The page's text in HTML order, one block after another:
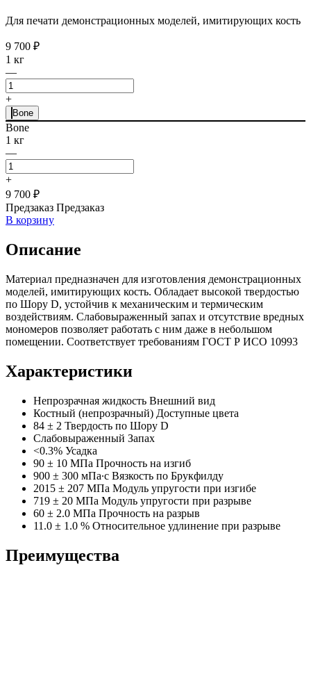
Для печати демонстрационных моделей, имитирующих кость
9 700 ₽
1 кг
—
+
Bone
Bone
1 кг
—
+
9 700 ₽
Предзаказ Предзаказ
В корзину
Описание
Материал предназначен для изготовления демонстрационных
моделей, имитирующих кость. Обладает высокой твердостью
по Шору D, устойчив к механическим и термическим
воздействиям. Слабовыраженный запах и отсутствие вредных
мономеров позволяет работать с ним даже в небольшом
помещении. Соответствует требованиям ГОСТ Р ИСО 10993
Характеристики
Непрозрачная жидкость Внешний вид
Костный (непрозрачный) Доступные цвета
84 ± 2 Твердость по Шору D
Слабовыраженный Запах
<0.3% Усадка
90 ± 10 МПа Прочность на изгиб
900 ± 300 мПа∙с Вязкость по Брукфилду
2015 ± 207 МПа Модуль упругости при изгибе
719 ± 20 МПа Модуль упругости при разрыве
60 ± 2.0 МПа Прочность на разрыв
11.0 ± 1.0 % Относительное удлинение при разрыве
Преимущества